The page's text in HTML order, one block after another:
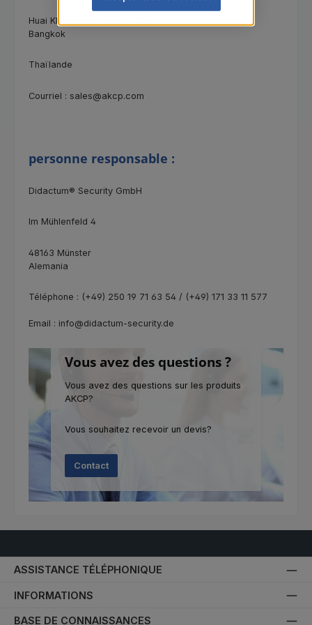
Huai Khwang Bangkok, 10310
Bangkok
Thaïlande
Courriel : sales@akcp.com
personne responsable :
Didactum® Security GmbH
Im Mühlenfeld 4
48163 Münster
Alemania
Téléphone : (+49) 250 19 71 63 54 / (+49) 171 33 11 577
Email : info@didactum-security.de
Vous avez des questions ?
Vous avez des questions sur les produits
AKCP?
Vous souhaitez recevoir un devis?
Contact
ASSISTANCE TÉLÉPHONIQUE
INFORMATIONS
BASE DE CONNAISSANCES